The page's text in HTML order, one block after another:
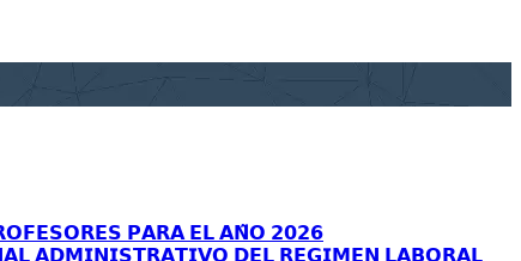
𝗣𝗔𝗥𝗔 𝗘𝗟 𝗔𝗡̃𝗢 𝟮𝟬𝟮𝟲
𝗔𝗗𝗠𝗜𝗡𝗜𝗦𝗧𝗥𝗔𝗧𝗜𝗩𝗢 𝗗𝗘𝗟 𝗥𝗘𝗚𝗜𝗠𝗘𝗡 𝗟𝗔𝗕𝗢𝗥𝗔𝗟